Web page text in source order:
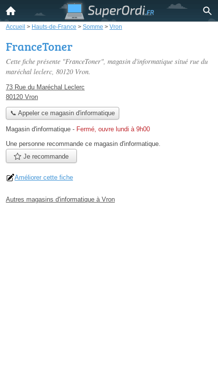
Accueil > Hauts-de-France > Somme > Vron
FranceToner
Cette fiche présente "FranceToner", magasin d'informatique situé rue du
maréchal leclerc, 80120 Vron.
73 Rue du Maréchal Leclerc
80120 Vron
📞 Appeler ce magasin d'informatique
Magasin d'informatique - Fermé, ouvre lundi à 9h00
Une personne recommande ce magasin d'informatique.
Je recommande
Améliorer cette fiche
Autres magasins d'informatique à Vron